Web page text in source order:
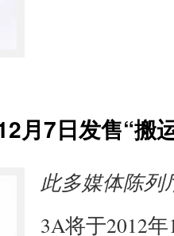
月7日发售“搬
此多媒体陈
3A将于2012